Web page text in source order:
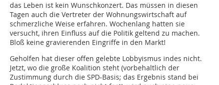
das Leben ist kein Wunschkonzert. Das müssen in diesen
Tagen auch die Vertreter der Wohnungswirtschaft auf
schmerzliche Weise erfahren. Wochenlang hatten sie
versucht, ihren Einfluss auf die Politik geltend zu machen.
Bloß keine gravierenden Eingriffe in den Markt!
Geholfen hat dieser offen gelebte Lobby­ismus indes nicht.
Jetzt, wo die große Koalition steht (vorbehaltlich der
Zustimmung durch die SPD-Basis; das Ergebnis stand bei